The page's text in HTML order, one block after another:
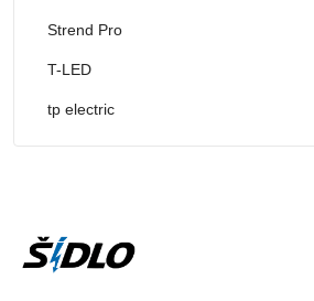
Strend Pro
T-LED
tp electric